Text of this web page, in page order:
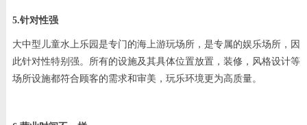
5.针对性强
大中型儿童水上乐园是专门的海上游玩场所，是专属的娱乐场所，因
此针对性特别强。所有的设施及其具体位置放置，装修，风格设计等
场所设施都符合顾客的需求和审美，玩乐环境更为高质量。